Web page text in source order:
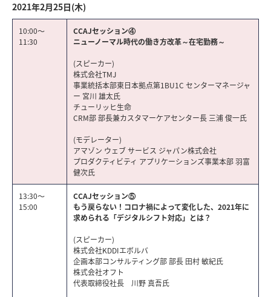
2021年2月25日(木)
10:00～
11:30
CCAJセッション④
ニューノーマル時代の働き方改革～在宅勤務～
(スピーカー)
株式会社TMJ
事業統括本部東日本拠点第1BU1C センターマネージャ
ー 宮川 雄太氏
チューリッヒ生命
CRM部 部長兼カスタマーケアセンター長 三浦 俊一氏
(モデレーター)
アマゾン ウェブ サービス ジャパン株式会社
プロダクティビティ アプリケーションズ事業本部 羽富
健次氏
13:30～
15:00
CCAJセッション⑤
もう戻らない！コロナ禍によって変化した、2021年に
求められる「デジタルシフト対応」とは？
(スピーカー)
株式会社KDDIエボルバ
企画本部コンサルティング部 部長 田村 敏紀氏
株式会社オフト
代表取締役社長 川野 真吾氏